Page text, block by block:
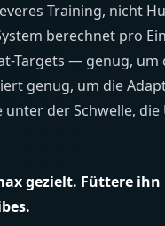
Training, nicht
berechnet pro
Targets — genug, um
genug, um die
der Schwelle,
gezielt. Füttere